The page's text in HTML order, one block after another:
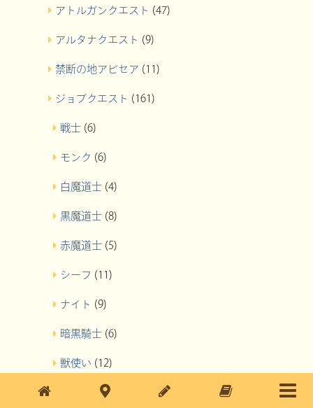
アトルガンクエスト (47)
アルタナクエスト (9)
禁断の地アビセア (11)
ジョブクエスト (161)
戦士 (6)
モンク (6)
白魔道士 (4)
黒魔道士 (8)
赤魔道士 (5)
シーフ (11)
ナイト (9)
暗黒騎士 (6)
獣使い (12)
吟遊詩人(6)